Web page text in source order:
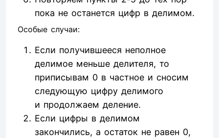
пока не останется цифр в делимом.
Особые случаи:
Если получившееся неполное
делимое меньше делителя, то
приписывам 0 в частное и сносим
следующую цифру делимого
и продолжаем деление.
Если цифры в делимом
закончились, а остаток не равен 0,